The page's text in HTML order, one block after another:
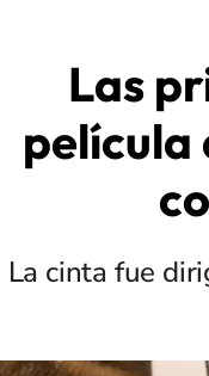
Las
película
La cinta fue